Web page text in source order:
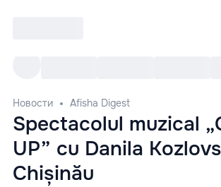
Новости Afisha Digest
Spectacolul muzical
UP” cu Danila
Chișinău